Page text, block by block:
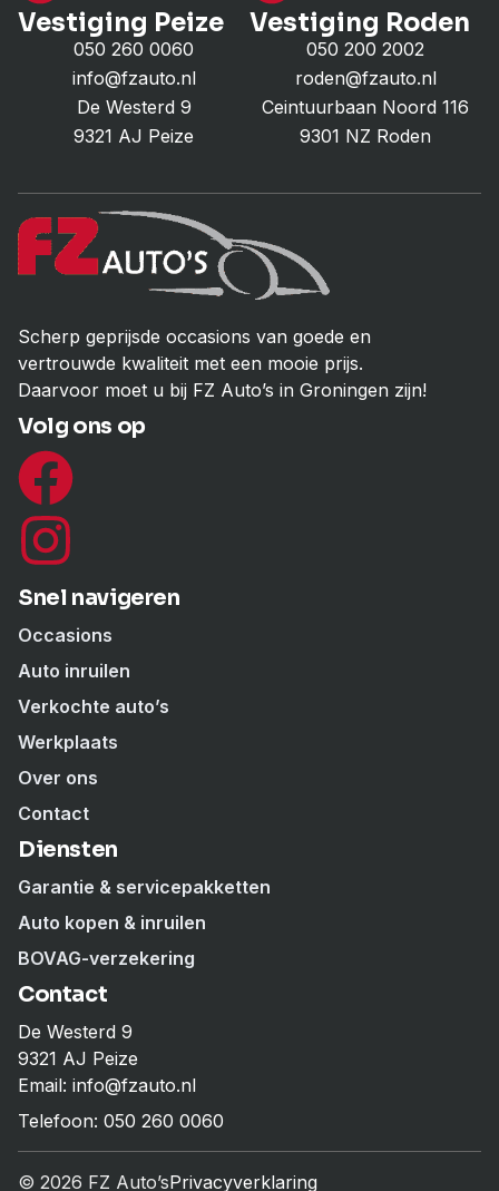
Vestiging Peize
050 260 0060
info@fzauto.nl
De Westerd 9
9321 AJ Peize
Vestiging Roden
050 200 2002
roden@fzauto.nl
Ceintuurbaan Noord 116
9301 NZ Roden
Scherp geprijsde occasions van goede en
vertrouwde kwaliteit met een mooie prijs.
Daarvoor moet u bij FZ Auto’s in Groningen zijn!
Volg ons op
Snel navigeren
Occasions
Auto inruilen
Verkochte auto’s
Werkplaats
Over ons
Contact
Diensten
Garantie & servicepakketten
Auto kopen & inruilen
BOVAG-verzekering
Contact
De Westerd 9
9321 AJ Peize
Email: info@fzauto.nl
Telefoon: 050 260 0060
© 2026 FZ Auto’sPrivacyverklaring